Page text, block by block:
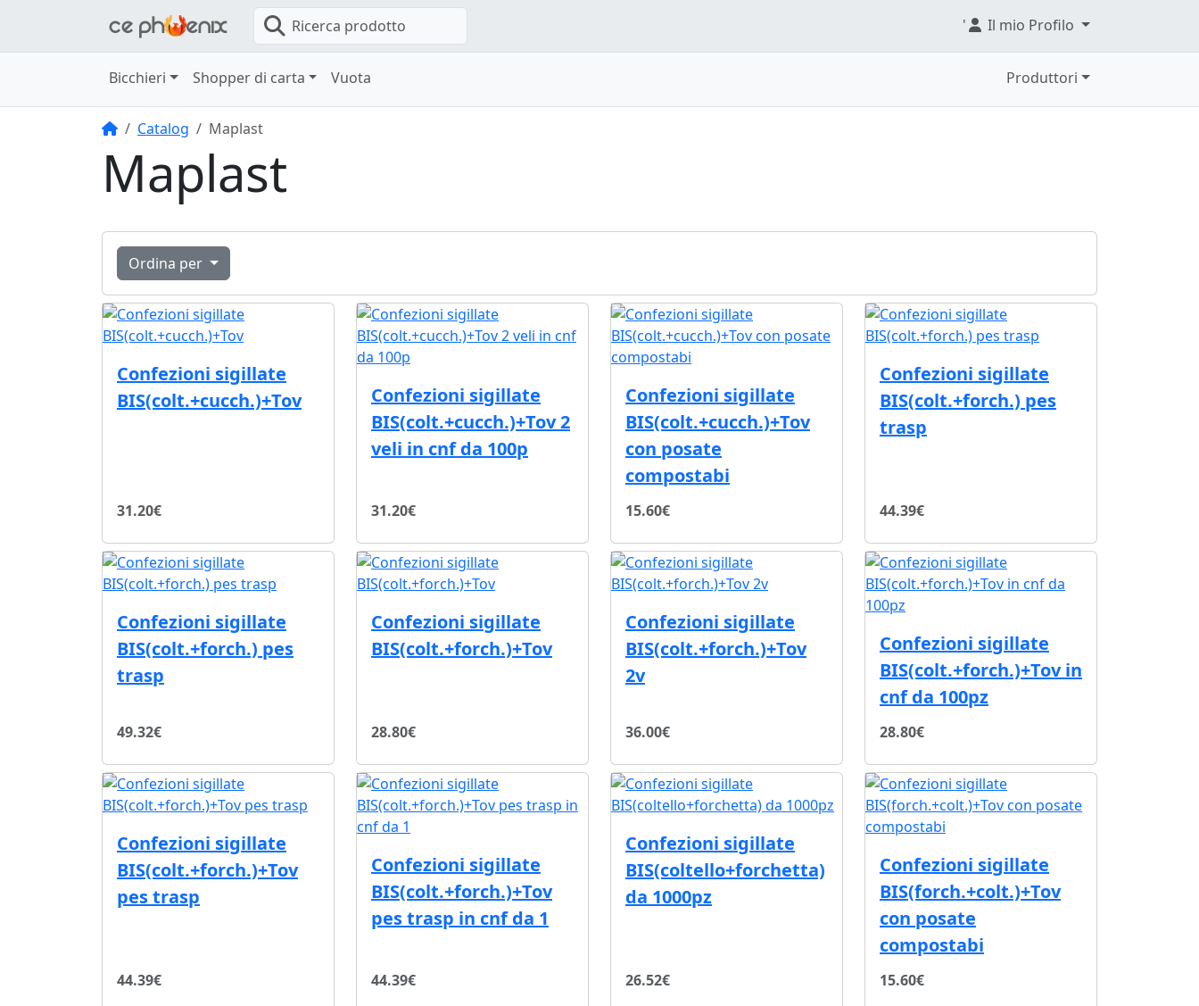
Ricerca prodotto ' Il mio Profilo
Bicchieri Shopper di carta Vuota Produttori
HomeCatalog Maplast
Maplast
Ordina per
Confezioni sigillate
BIS(colt.+cucch.)+Tov
31.20€
Confezioni sigillate
BIS(colt.+cucch.)+Tov 2
veli in cnf da 100p
31.20€
Confezioni sigillate
BIS(colt.+cucch.)+Tov
con posate
compostabi
15.60€
Confezioni sigillate
BIS(colt.+forch.) pes
trasp
44.39€
Confezioni sigillate
BIS(colt.+forch.) pes
trasp
49.32€
Confezioni sigillate
BIS(colt.+forch.)+Tov
28.80€
Confezioni sigillate
BIS(colt.+forch.)+Tov
2v
36.00€
Confezioni sigillate
BIS(colt.+forch.)+Tov in
cnf da 100pz
28.80€
Confezioni sigillate
BIS(colt.+forch.)+Tov
pes trasp
44.39€
Confezioni sigillate
BIS(colt.+forch.)+Tov
pes trasp in cnf da 1
44.39€
Confezioni sigillate
BIS(coltello+forchetta)
da 1000pz
26.52€
Confezioni sigillate
BIS(forch.+colt.)+Tov
con posate
compostabi
15.60€